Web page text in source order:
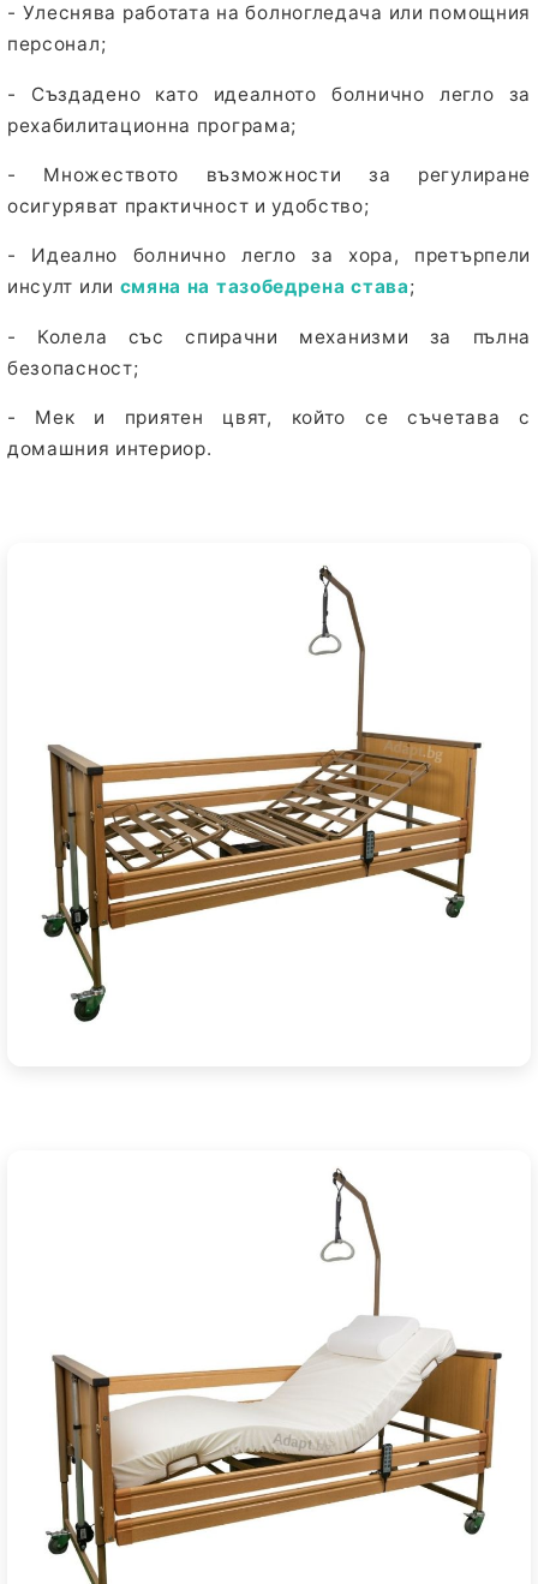
- Улеснява работата на болногледача или помощния
персонал;
- Създадено като идеалното болнично легло за
рехабилитационна програма;
- Множеството възможности за регулиране
осигуряват практичност и удобство;
- Идеално болнично легло за хора, претърпели
инсулт или смяна на тазобедрена става;
- Колела съсспирачни механизми за пълна
безопасност;
- Мек и приятен цвят, който се съчетава с
домашния интериор.